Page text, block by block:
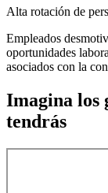
Alta rotación de
Empleados
oportunidades
asociados con la
Imagina los
tendrás